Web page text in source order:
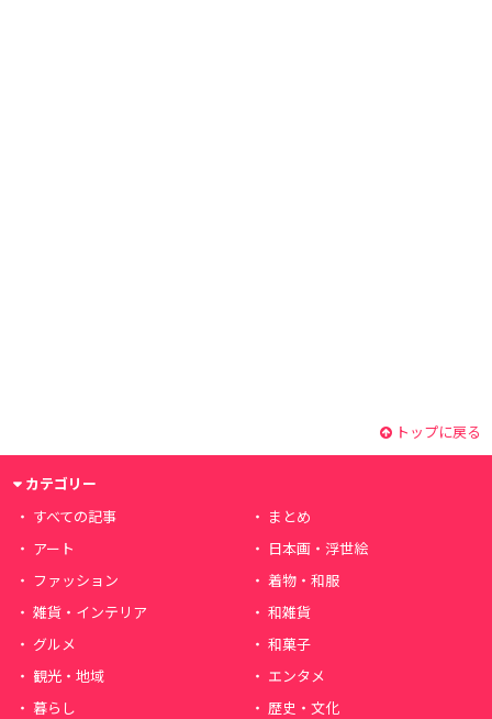
トップに戻る
カテゴリー
すべての記事
まとめ
アート
日本画・浮世絵
ファッション
着物・和服
雑貨・インテリア
和雑貨
グルメ
和菓子
観光・地域
エンタメ
暮らし
歴史・文化